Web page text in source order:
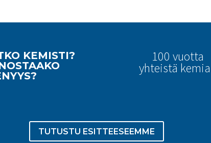
KEMISTI?
100 vuotta
yhteistä
TUTUSTU ESITTEESEEMME